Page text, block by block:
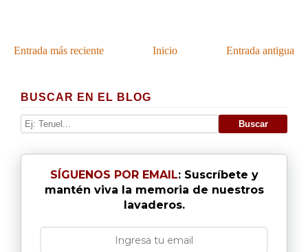
Entrada más reciente Entrada antigua
Inicio
BUSCAR EN EL BLOG
SÍGUENOS POR EMAIL: Suscríbete y
mantén viva la memoria de nuestros
lavaderos.